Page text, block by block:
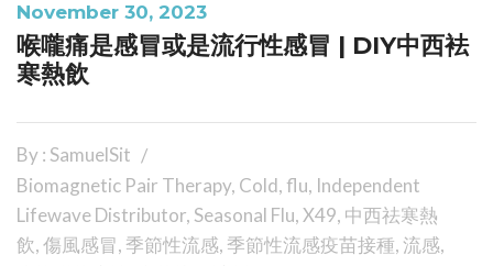
November 30, 2023
喉嚨痛是感冒或是流行性感冒 | DIY中西袪
寒熱飲
By : SamuelSit
Biomagnetic Pair Therapy, Cold,flu, Independent
Lifewave Distributor, Seasonal Flu,X49, 中西祛寒熱
飲,傷風感冒, 季節性流感, 季節性流感疫苗接種, 流感,